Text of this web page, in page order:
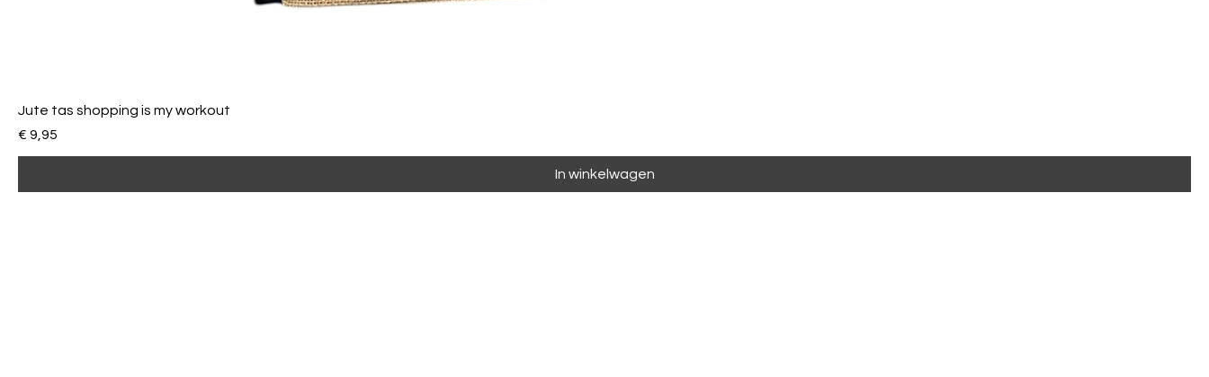
Jute tas shopping is my workout
Prijs
€ 9,95
In winkelwagen